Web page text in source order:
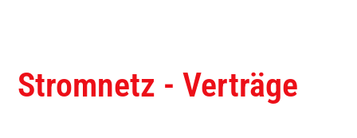
Stromnetz - Verträge
Tipps bei Stromausfall
Nachweis für Wiederverkäufer
Netzanschluss
Netzbeschreibung